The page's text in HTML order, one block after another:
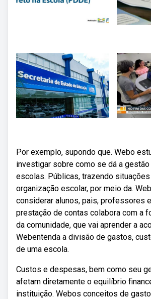
Por exemplo, supondo que. Webo
investigar sobre como se dá a
escolas. Públicas, trazendo
organização escolar, por meio da.
considerar alunos, pais, professores
prestação de contas colabora com a
da comunidade, que vai aprender a
Webentenda a divisão de gastos,
de uma escola.
Custos e despesas, bem como seu
afetam diretamente o equilíbrio
instituição. Webos conceitos de